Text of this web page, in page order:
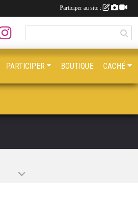
PARTICIPER BOUTIQUE CACHÉ
Participer au site :